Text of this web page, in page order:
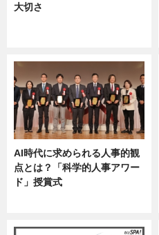
大切さ
AI時代に求められる人事的観
点とは？「科学的人事アワー
ド」授賞式